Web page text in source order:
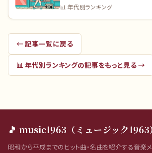
📊 年代別ランキング
← 記事一覧に戻る
📊 年代別ランキングの記事をもっと見る →
🎵 music1963（ミュージック1963）
昭和から平成までのヒット曲・名曲を紹介する音楽メ